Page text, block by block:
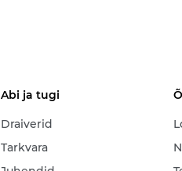
Abi ja tugi
Draiverid
Tarkvara